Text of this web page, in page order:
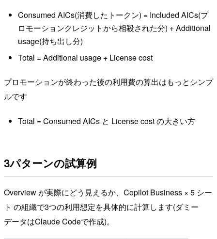
Consumed AICs(消費したトークン) = Included AICs(プ
ロモーションクレジットから相殺された分) + Additional
usage(持ち出し分)
Total = Additional usage + License cost
プロモーションが終わった後の利用費の算出はもっとシンプ
ルです
Total = Consumed AICs と License cost の大きい方
3パターンの試算例
Overview が実際にどう見えるか、Copilot Business × 5 シー
ト の組織で3つの利用想定を具体的に計算します(ダミー
データはClaude Codeで作成)。